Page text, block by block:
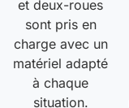
et deux-roues
sont pris en
charge avec un
matériel adapté
à chaque
situation.